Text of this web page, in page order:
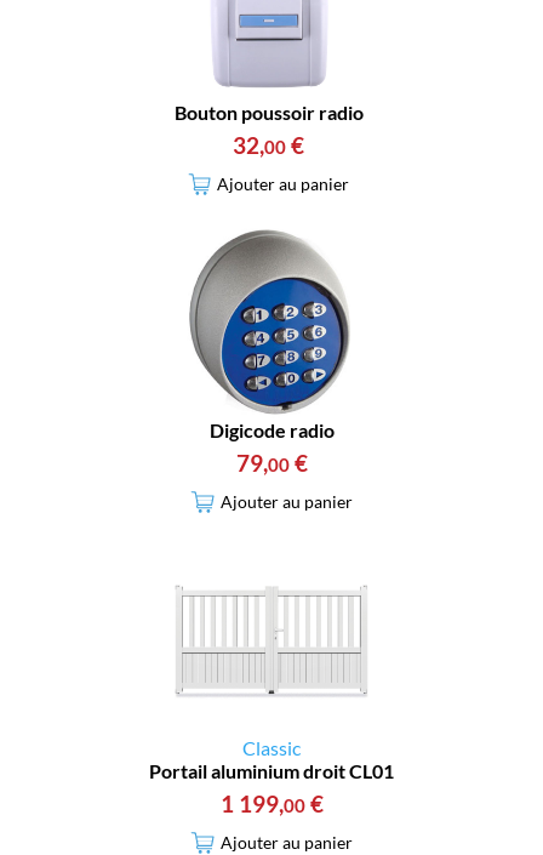
Bouton poussoir radio
32,00 €
Ajouter au panier
Digicode radio
79,00 €
Ajouter au panier
Classic
Portail aluminium droit CL01
1 199,00 €
Ajouter au panier